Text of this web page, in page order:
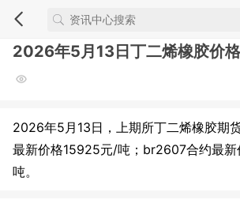
2026年5月13日丁二烯橡胶价格
2026年5月13日，上期所丁二烯橡胶期
最新价格15925元/吨；br2607合约最
吨。